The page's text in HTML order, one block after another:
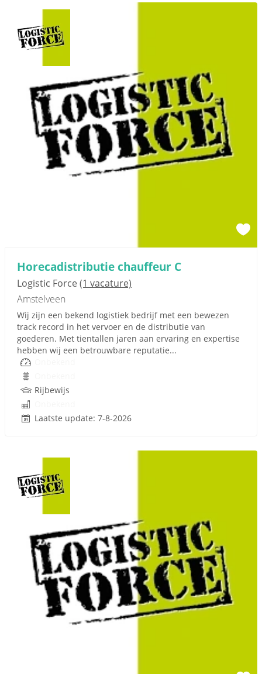
Horecadistributie chauffeur C
Logistic Force(1 vacature)
Amstelveen
Wij zijn een bekend logistiek bedrijf met een bewezen
track record in het vervoer en de distributie van
goederen. Met tientallen jaren aan ervaring en expertise
hebben wij een betrouwbare reputatie...
Rijbewijs
Laatste update: 7-8-2026